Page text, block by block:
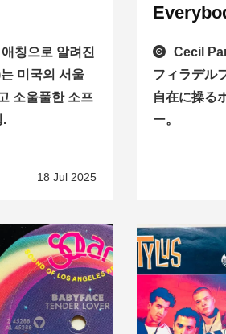
칭으로 알려진
미국의 서울
소울풀한 소프
.
18 Jul 2025
Cecil
フィラデル
自在に操る
ー。